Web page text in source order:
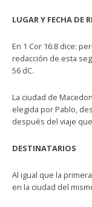
LUGAR Y FECHA DE
En 1 Cor 16:8 dice:
redacción de esta
56 dC.
La ciudad de
elegida por Pablo,
después del viaje
DESTINATARIOS
Al igual que la
en la ciudad del